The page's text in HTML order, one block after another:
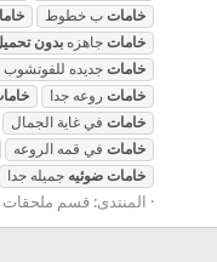
خاماتب خطوط
خاماتجاهزه بدون
خاماتجديده للفوتشوب
خامات روعه جدا
خامات في غاية الجمال
خامات في قمه الروعه
خاماتضوئيه جميله جدا
المنتدى: قسم ملحقات